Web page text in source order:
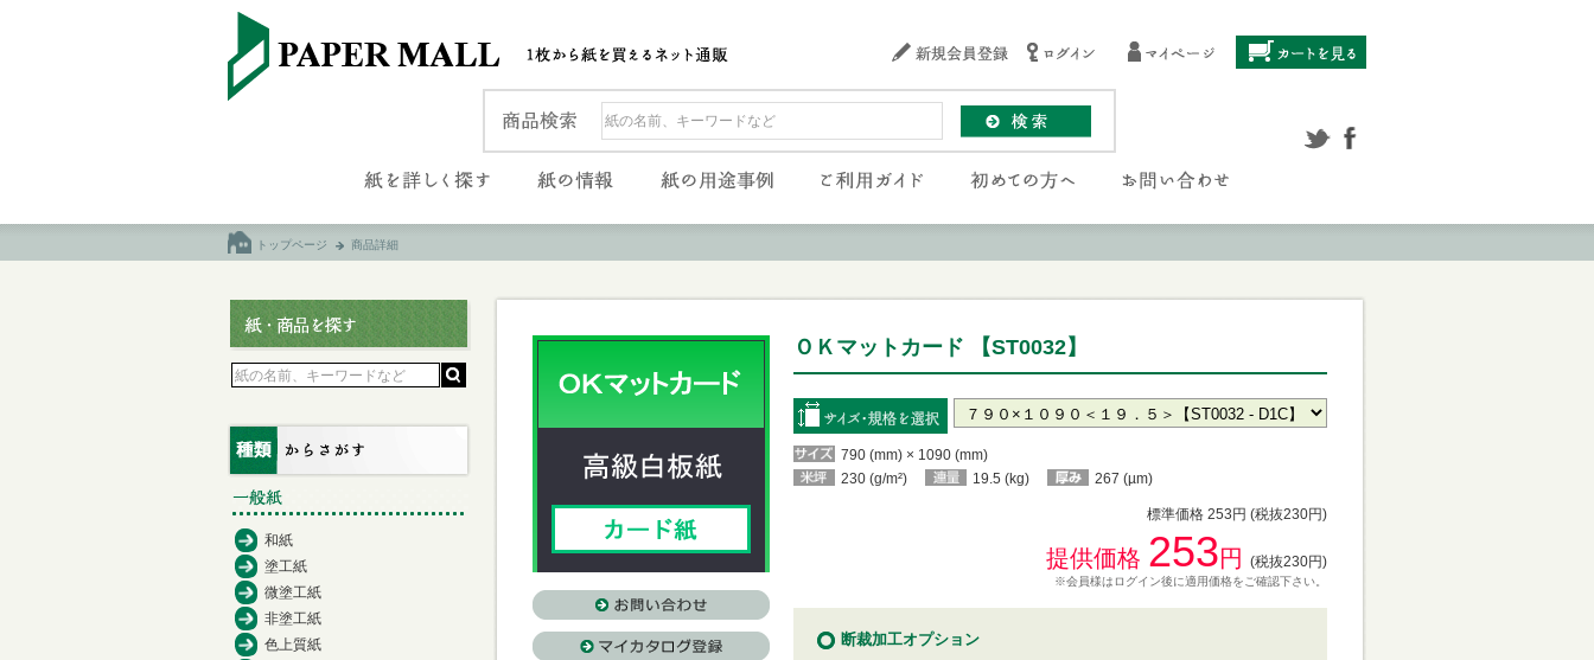
トップページ 商品詳細
ＯＫマットカード 【ST0032】
790 (mm) × 1090 (mm)
230 (g/m²)
19.5 (kg) 267 (µm)
標準価格 253円 (税抜230円)
提供価格 253円 (税抜230円)
※会員様はログイン後に適用価格をご確認下さい。
断裁加工オプション
和紙
塗工紙
微塗工紙
非塗工紙
色上質紙